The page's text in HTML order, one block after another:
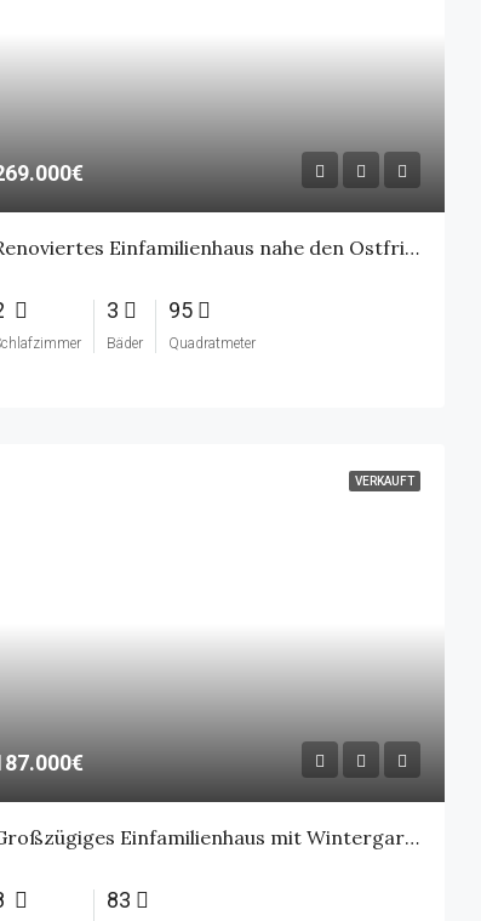
Renoviertes Einfamilienhaus nahe den Ostfriesischen Inseln – Wintergarten, Carport & großer
3
Bäder
95
Quadratmeter
VERKAUFT
Großzügiges Einfamilienhaus mit Wintergarten, Kamin und weitläufigem Garten – ideal für kreative Köpfe
83